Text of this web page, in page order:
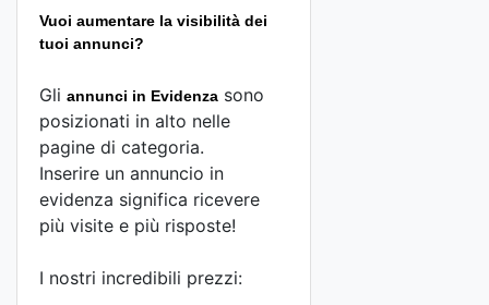
Vuoi aumentare la visibilità dei
tuoi annunci?
Gli annunci in Evidenza sono
posizionati in alto nelle
pagine di categoria.
Inserire un annuncio in
evidenza significa ricevere
più visite e più risposte!
I nostri incredibili prezzi: